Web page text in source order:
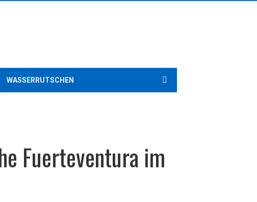
WASSERRUTSCHEN
Fuerteventura im